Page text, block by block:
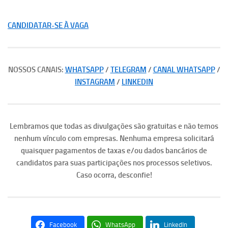
CANDIDATAR-SE À VAGA
NOSSOS CANAIS: WHATSAPP/ TELEGRAM / CANAL WHATSAPP/
INSTAGRAM / LINKEDIN
Lembramos que todas as divulgações são gratuitas e não temos
nenhum vínculo com empresas. Nenhuma empresa solicitará
quaisquer pagamentos de taxas e/ou dados bancários de
candidatos para suas participações nos processos seletivos.
Caso ocorra, desconfie!
Facebook WhatsApp LinkedIn